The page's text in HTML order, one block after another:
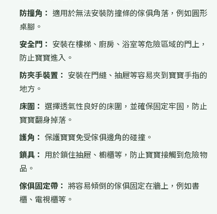
防撞角： 適用於無法安裝防撞條的傢俱角落，例如圓形
桌腳。
安全門： 安裝在樓梯、廚房、浴室等危險區域的門上，
防止寶寶進入。
防夾手裝置： 安裝在門縫、抽屜等容易夾到寶寶手指的
地方。
床圍： 選擇透氣性良好的床圍，並確保固定牢固，防止
寶寶翻身掉落。
護角： 保護寶寶免受傢俱邊角的碰撞。
鎖具： 用於鎖住抽屜、櫥櫃等，防止寶寶接觸到危險物
品。
傢俱固定帶： 將容易傾倒的傢俱固定在牆上，例如書
櫃、電視櫃等。